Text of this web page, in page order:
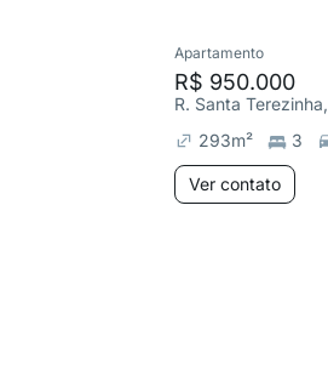
Apartamento
R$ 950.000
R. Santa
293m² 3
Ver contato